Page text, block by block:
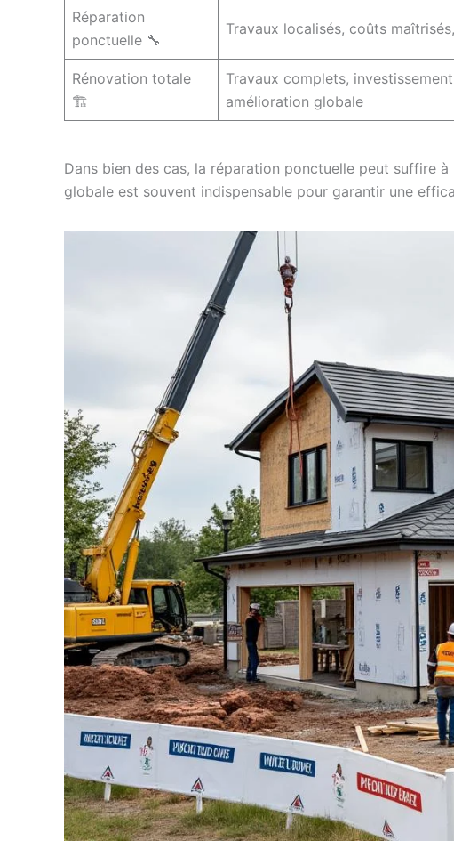
Réparation
ponctuelle 🔧
Travaux localisés, coûts
Rénovation totale
🏗️
Travaux complets,
amélioration globale
Dans bien des cas, la réparation ponctuelle peut suffire
globale est souvent indispensable pour garantir une